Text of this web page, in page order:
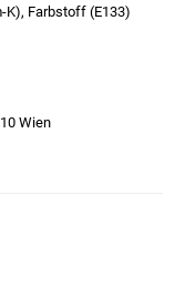
K), Farbstoff (E133)
Wien